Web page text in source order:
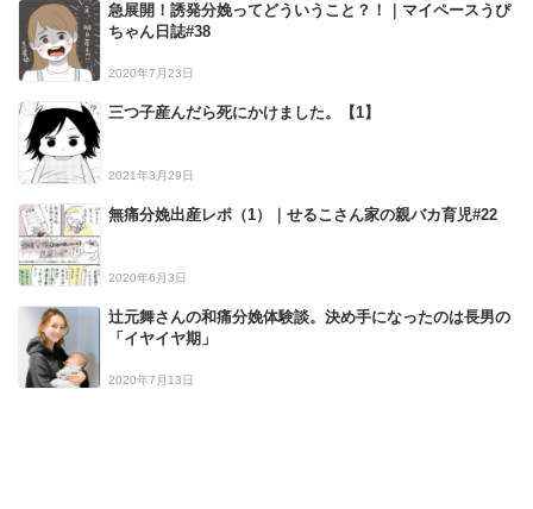
急展開！誘発分娩ってどういうこと？！｜マイペースうぴ
ちゃん日誌#38
2020年7月23日
三つ子産んだら死にかけました。【1】
2021年3月29日
無痛分娩出産レポ（1）｜せるこさん家の親バカ育児#22
2020年6月3日
辻元舞さんの和痛分娩体験談。決め手になったのは長男の
「イヤイヤ期」
2020年7月13日